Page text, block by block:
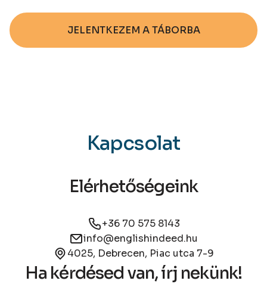
Kapcsolat
Elérhetőségeink
+36 70 575 8143
info@englishindeed.hu
4025, Debrecen, Piac utca 7-9
Ha kérdésed van, írj nekünk!